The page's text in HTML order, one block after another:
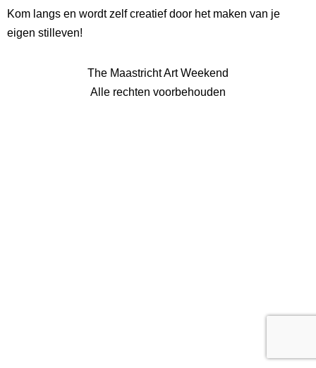
Kom langs en wordt zelf creatief door het maken van je
eigen stilleven!
The Maastricht Art Weekend
Alle rechten voorbehouden